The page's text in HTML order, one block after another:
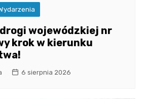
wojewódzkiej nr
krok w kierunku
6 sierpnia 2026